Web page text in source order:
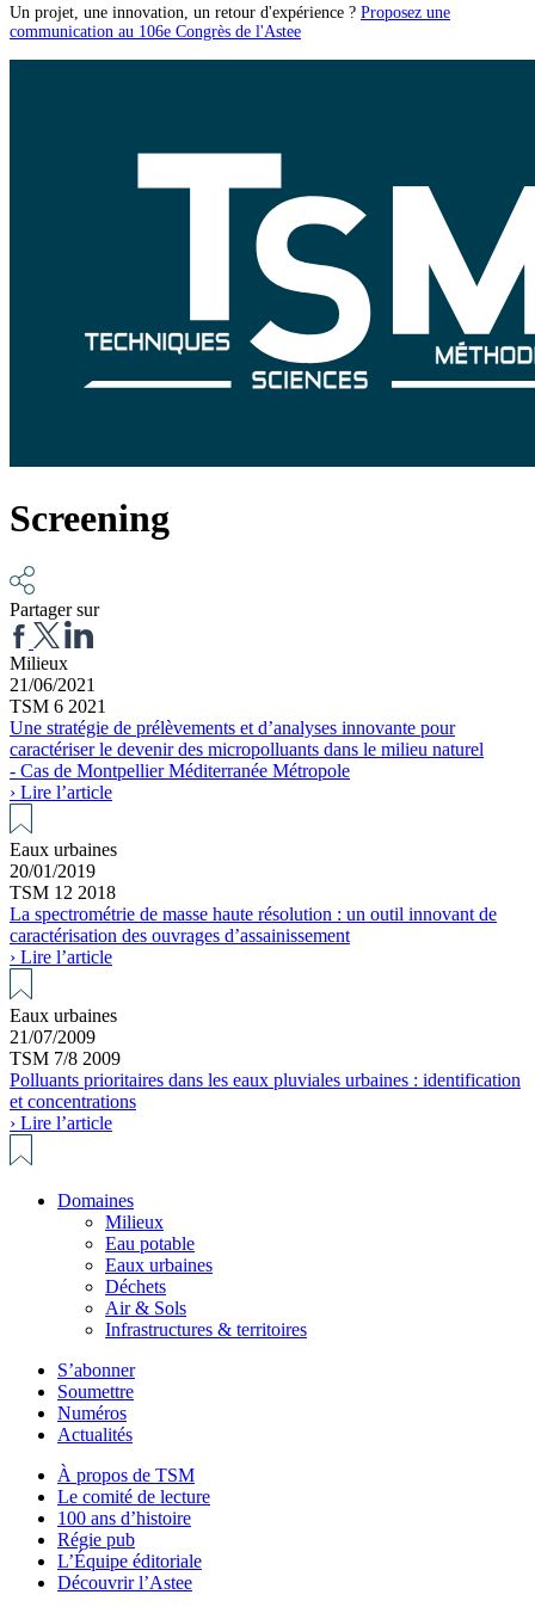
Un projet, une innovation, un retour d'expérience ? Proposez une
communication au 106e Congrès de l'Astee
Screening
Partager sur
Milieux
21/06/2021
TSM 6 2021
Une stratégie de prélèvements et d’analyses innovante pour
caractériser le devenir des micropolluants dans le milieu naturel
- Cas de Montpellier Méditerranée Métropole
› Lire l’article
Eaux urbaines
20/01/2019
TSM 12 2018
La spectrométrie de masse haute résolution : un outil innovant de
caractérisation des ouvrages d’assainissement
› Lire l’article
Eaux urbaines
21/07/2009
TSM 7/8 2009
Polluants prioritaires dans les eaux pluviales urbaines : identification
et concentrations
› Lire l’article
Domaines
Milieux
Eau potable
Eaux urbaines
Déchets
Air & Sols
Infrastructures & territoires
S’abonner
Soumettre
Numéros
Actualités
À propos de TSM
Le comité de lecture
100 ans d’histoire
Régie pub
L’Équipe éditoriale
Découvrir l’Astee